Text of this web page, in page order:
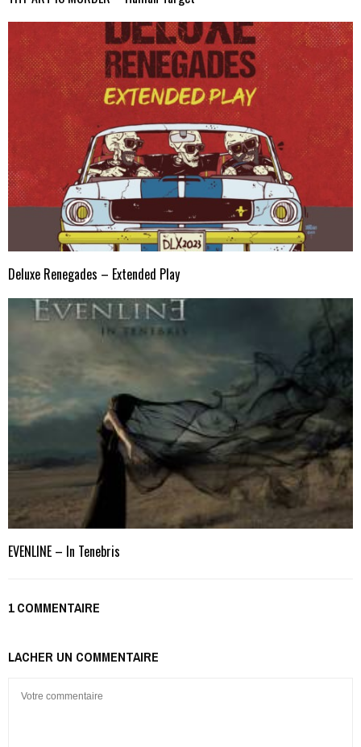
Deluxe Renegades – Extended Play
EVENLINE – In Tenebris
1 COMMENTAIRE
LACHER UN COMMENTAIRE